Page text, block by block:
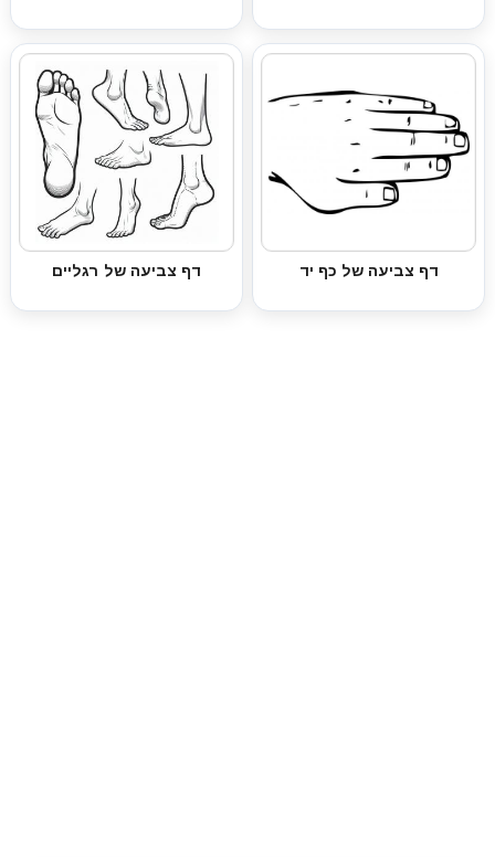
דף צביעה של כף יד דף צביעה של רגליים